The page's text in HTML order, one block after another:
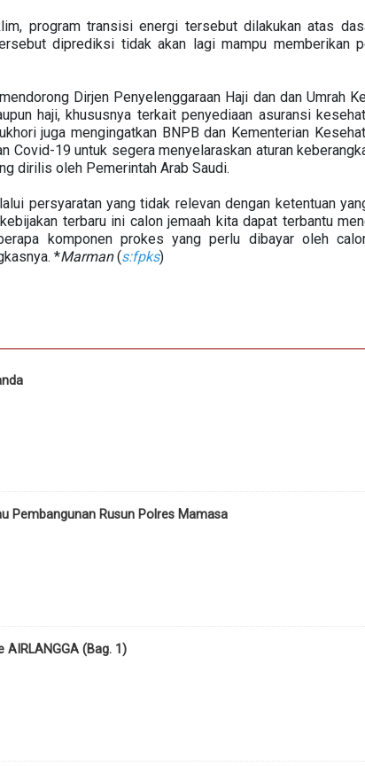
program transisi energi tersebut dilakukan atas
diprediksi tidak akan lagi mampu memberikan
Dirjen Penyelenggaraan Haji dan dan Umrah
haji, khususnya terkait penyediaan asuransi
juga mengingatkan BNPB dan Kementerian
Covid-19 untuk segera menyelaraskan aturan
dirilis oleh Pemerintah Arab Saudi.
persyaratan yang tidak relevan dengan ketentuan
terbaru ini calon jemaah kita dapat terbantu
komponen prokes yang perlu dibayar oleh
*Marman(s:fpks)
Pembangunan Rusun Polres Mamasa
AIRLANGGA (Bag. 1)